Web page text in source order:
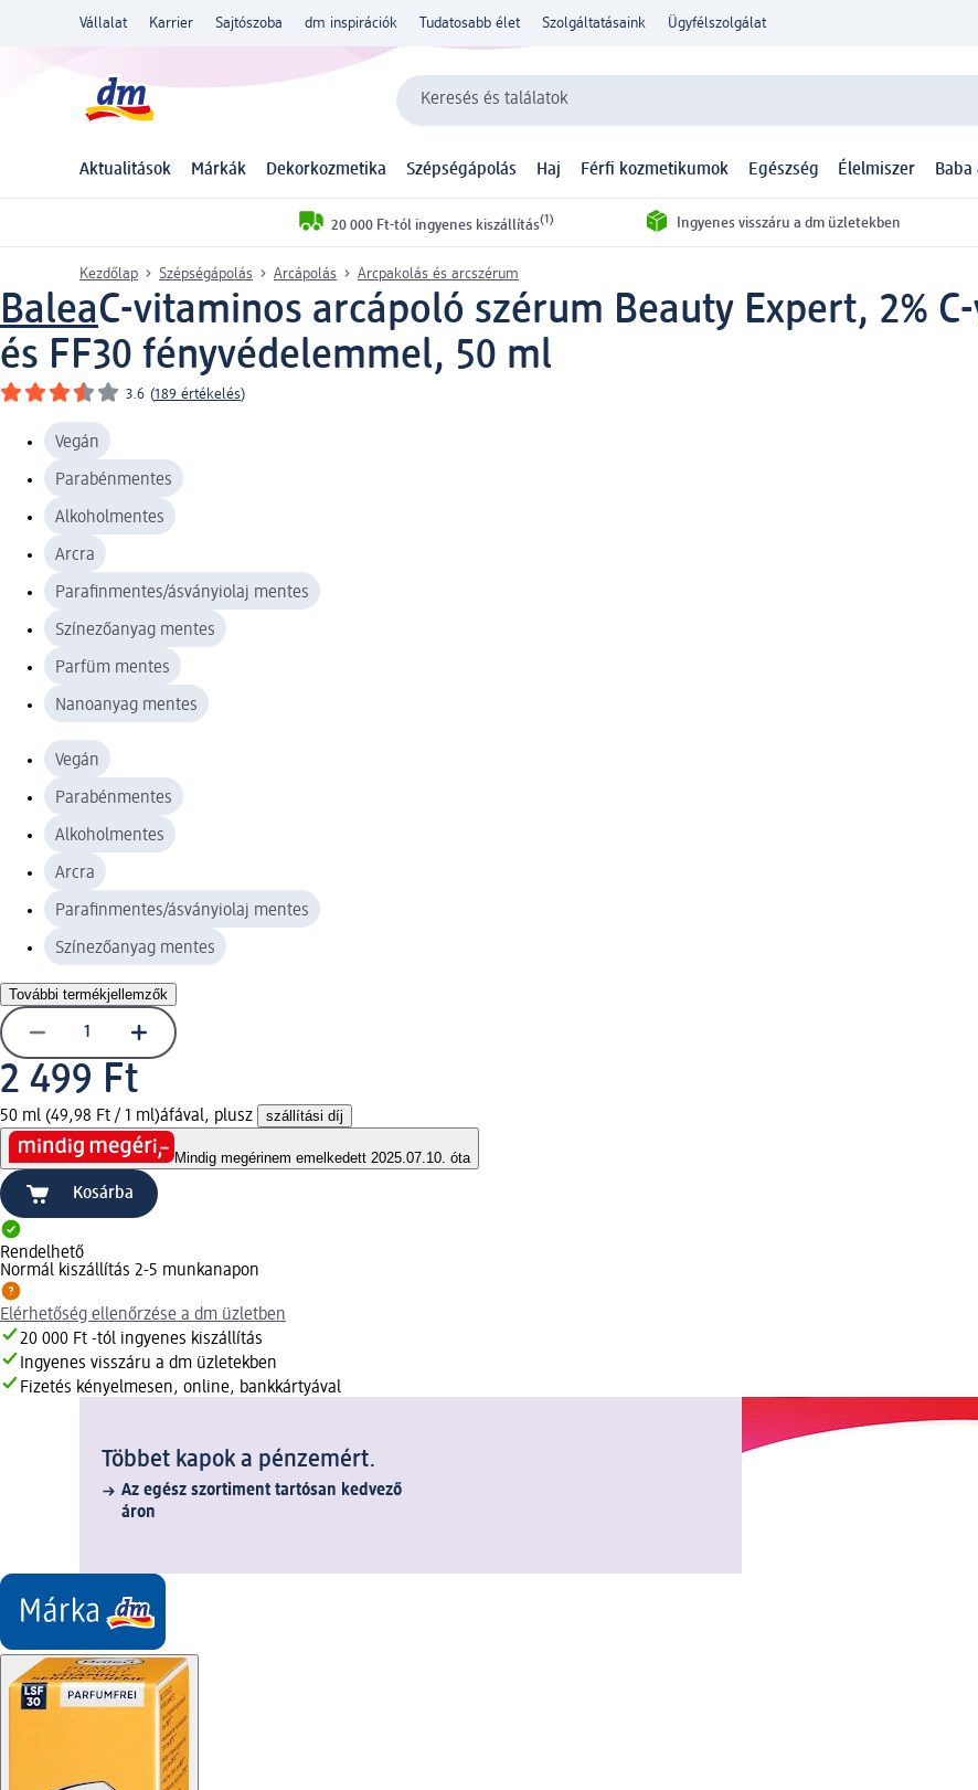
Vállalat Karrier Sajtószoba dm inspirációk Tudatosabb élet Szolgáltatásaink Ügyfélszolgálat
Keresés és találatok
Aktualitások Márkák Dekorkozmetika Szépségápolás Haj Férfi kozmetikumok Egészség Élelmiszer Baba
20 000 Ft-tól ingyenes kiszállítás(1) Ingyenes visszáru a dm üzletekben
Kezdőlap Szépségápolás Arcápolás Arcpakolás és arcszérum
BaleaC-vitaminos arcápoló szérum Beauty Expert, 2%
és FF30 fényvédelemmel, 50 ml
3.6 (189 értékelés)
Vegán
Parabénmentes
Alkoholmentes
Arcra
Parafinmentes/ásványiolaj mentes
Színezőanyag mentes
Parfüm mentes
Nanoanyag mentes
Vegán
Parabénmentes
Alkoholmentes
Arcra
Parafinmentes/ásványiolaj mentes
Színezőanyag mentes
További termékjellemzők
2 499 Ft
50 ml (49,98 Ft / 1 ml)áfával, plusz szállítási díj
Mindig megérinem emelkedett 2025.07.10. óta
Kosárba
Rendelhető
Normál kiszállítás 2-5 munkanapon
Elérhetőség ellenőrzése a dm üzletben
20 000 Ft -tól ingyenes kiszállítás
Ingyenes visszáru a dm üzletekben
Fizetés kényelmesen, online, bankkártyával
Többet kapok a pénzemért.
Az egész szortiment tartósan kedvező
áron